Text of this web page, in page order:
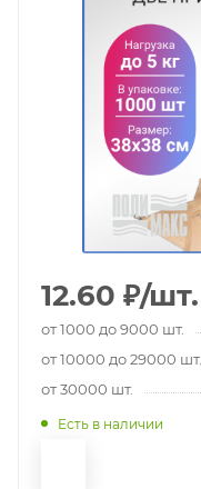
12.60 ₽/шт.
от 1000 до 9000 шт.
от 10000 до 29000 шт.
от 30000 шт.
Есть в наличии